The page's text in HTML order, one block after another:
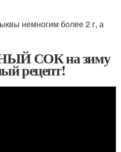
немногим более 2 г, а
СОК на зиму
рецепт!